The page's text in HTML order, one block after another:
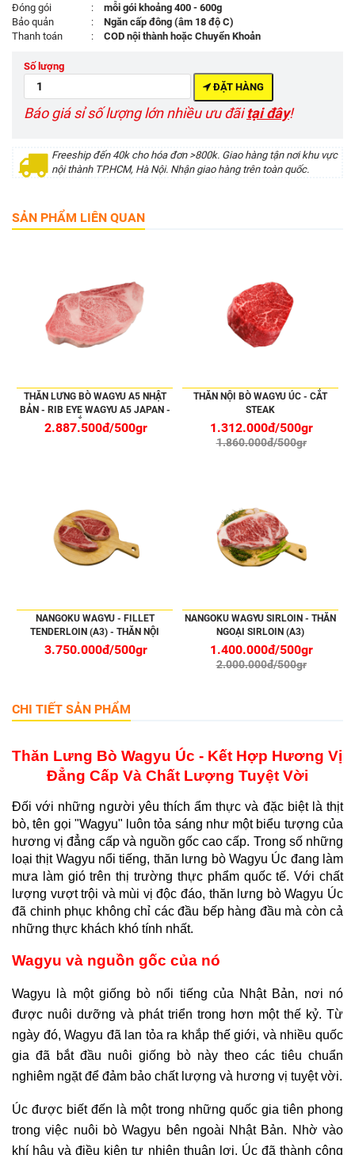
Đóng gói
:
mỗi gói khoảng 400 - 600g
Bảo quản
:
Ngăn cấp đông (âm 18 độ C)
Thanh toán
: COD nội thành hoặc Chuyển Khoản
Số lượng
ĐẶT HÀNG
Báo giá sỉ số lượng lớn nhiều ưu đãitại đây!
Freeship đến 40k cho hóa đơn >800k. Giao hàng tận nơi khu vực
nội thành TP.HCM, Hà Nội. Nhận giao hàng trên toàn quốc.
SẢN PHẨM LIÊN QUAN
THĂN LƯNG BÒ WAGYU A5 NHẬT
BẢN - RIB EYE WAGYU A5 JAPAN -
CẮT STEAK
2.887.500đ/500gr
THĂN NỘI BÒ WAGYU ÚC - CẮT
STEAK
1.312.000đ/500gr
1.860.000đ/500gr
NANGOKU WAGYU - FILLET
TENDERLOIN (A3) - THĂN NỘI
3.750.000đ/500gr
NANGOKU WAGYU SIRLOIN - THĂN
NGOẠI SIRLOIN (A3)
1.400.000đ/500gr
2.000.000đ/500gr
CHI TIẾT SẢN PHẨM
Thăn Lưng Bò Wagyu Úc - Kết Hợp Hương Vị
Đẳng Cấp Và Chất Lượng Tuyệt Vời
Đối với những người yêu thích ẩm thực và đặc biệt là thịt
bò, tên gọi "Wagyu" luôn tỏa sáng như một biểu tượng của
hương vị đẳng cấp và nguồn gốc cao cấp. Trong số những
loại thịt Wagyu nổi tiếng, thăn lưng bò Wagyu Úc đang làm
mưa làm gió trên thị trường thực phẩm quốc tế. Với chất
lượng vượt trội và mùi vị độc đáo, thăn lưng bò Wagyu Úc
đã chinh phục không chỉ các đầu bếp hàng đầu mà còn cả
những thực khách khó tính nhất.
Wagyu và nguồn gốc của nó
Wagyu là một giống bò nổi tiếng của Nhật Bản, nơi nó
được nuôi dưỡng và phát triển trong hơn một thế kỷ. Từ
ngày đó, Wagyu đã lan tỏa ra khắp thế giới, và nhiều quốc
gia đã bắt đầu nuôi giống bò này theo các tiêu chuẩn
nghiêm ngặt để đảm bảo chất lượng và hương vị tuyệt vời.
Úc được biết đến là một trong những quốc gia tiên phong
trong việc nuôi bò Wagyu bên ngoài Nhật Bản. Nhờ vào
khí hậu và điều kiện tự nhiên thuận lợi, Úc đã thành công